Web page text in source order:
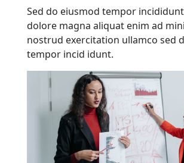
Sed do eiusmod tempor
dolore magna aliquat enim ad
nostrud exercitation ullamco sed
tempor incid idunt.